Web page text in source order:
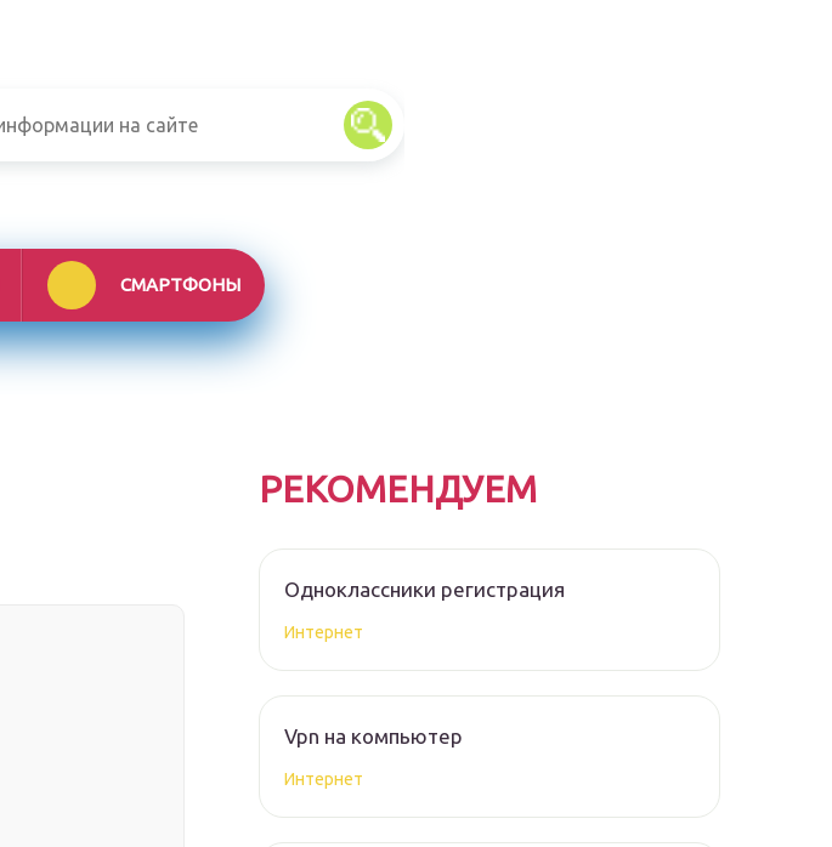
СМАРТФОНЫ
РЕКОМЕНДУЕМ
Одноклассники регистрация
Интернет
Vpn на компьютер
Интернет